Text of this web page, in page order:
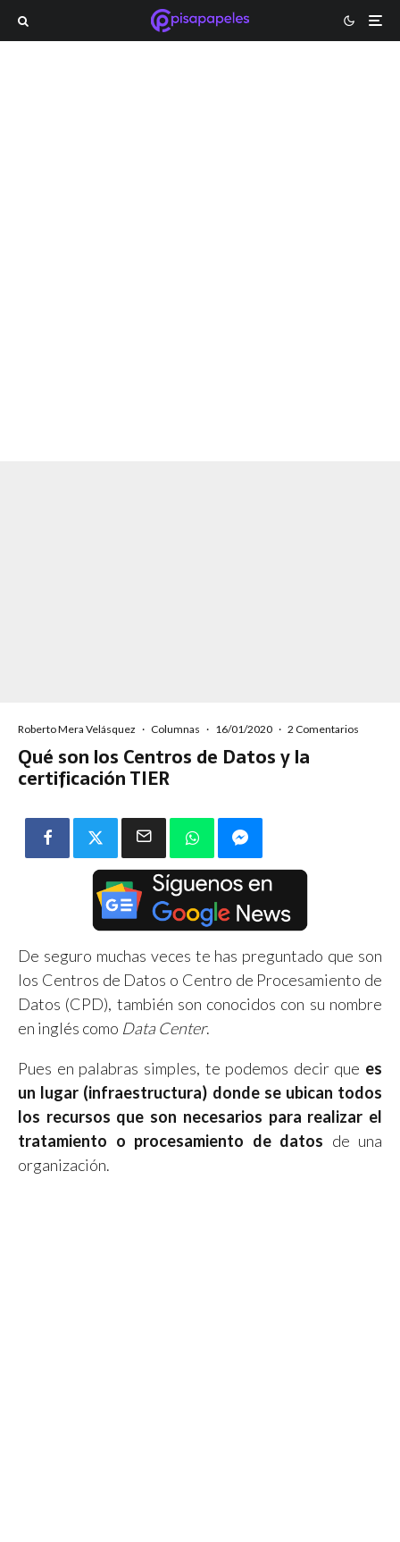
Roberto Mera Velásquez · Columnas · 16/01/2020 · 2 Comentarios
Qué son los Centros de Datos y la
certificación TIER
De seguro muchas veces te has preguntado que son
los Centros de Datos o Centro de Procesamiento de
Datos (CPD), también son conocidos con su nombre
en inglés como Data Center.
Pues en palabras simples, te podemos decir que es
un lugar (infraestructura) donde se ubican todos
los recursos que son necesarios para realizar el
tratamiento o procesamiento de datos de una
organización.